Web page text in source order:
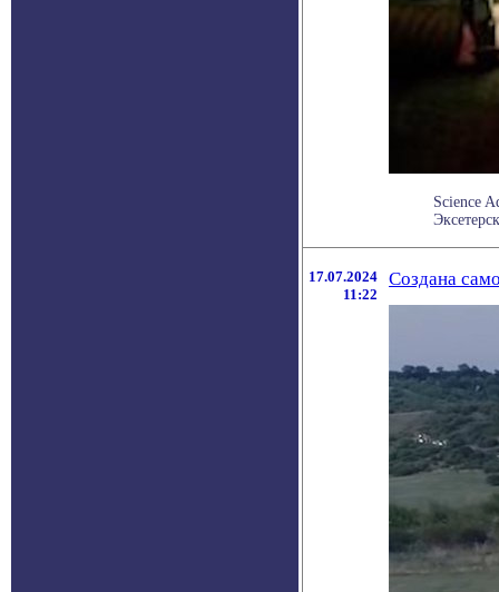
Science
17.07.2024
11:22
Создана